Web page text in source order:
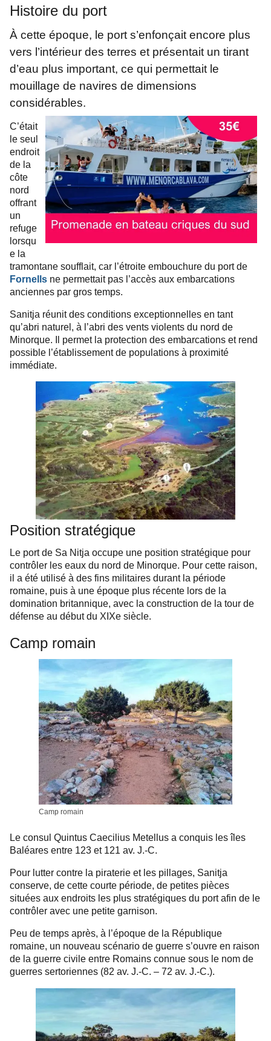
Histoire du port
À cette époque, le port s’enfonçait encore plus
vers l’intérieur des terres et présentait un tirant
d’eau plus important, ce qui permettait le
mouillage de navires de dimensions
considérables.
C’était
le seul
endroit
de la
côte
nord
offrant
un
refuge
lorsqu
e la
tramontane soufflait, car l’étroite embouchure du port de
Fornells ne permettait pas l’accès aux embarcations
anciennes par gros temps.
Sanitja réunit des conditions exceptionnelles en tant
qu’abri naturel, à l’abri des vents violents du nord de
Minorque. Il permet la protection des embarcations et rend
possible l’établissement de populations à proximité
immédiate.
Position stratégique
Le port de Sa Nitja occupe une position stratégique pour
contrôler les eaux du nord de Minorque. Pour cette raison,
il a été utilisé à des fins militaires durant la période
romaine, puis à une époque plus récente lors de la
domination britannique, avec la construction de la tour de
défense au début du XIXe siècle.
Camp romain
Camp romain
Le consul Quintus Caecilius Metellus a conquis les îles
Baléares entre 123 et 121 av. J.-C.
Pour lutter contre la piraterie et les pillages, Sanitja
conserve, de cette courte période, de petites pièces
situées aux endroits les plus stratégiques du port afin de le
contrôler avec une petite garnison.
Peu de temps après, à l’époque de la République
romaine, un nouveau scénario de guerre s’ouvre en raison
de la guerre civile entre Romains connue sous le nom de
guerres sertoriennes (82 av. J.-C. – 72 av. J.-C.).